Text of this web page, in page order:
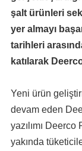
şalt ürünleri
yer almayı
tarihleri
katılarak
Yeni ürün
devam eden
yazılımı
yakında